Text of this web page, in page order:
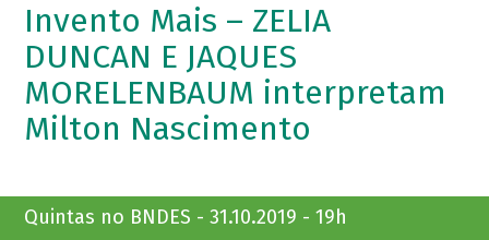
Invento Mais – ZELIA
DUNCAN E JAQUES
MORELENBAUM interpretam
Milton Nascimento
Quintas no BNDES - 31.10.2019 - 19h